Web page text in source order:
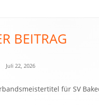
BEITRAG
Juli 22, 2026
für SV